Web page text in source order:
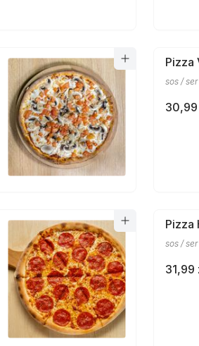
Pizza
sos /
30,99
Pizza
sos /
31,99